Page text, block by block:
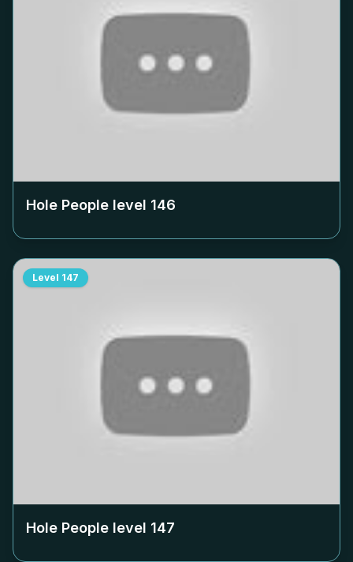
Hole People level 146
Level 147
Hole People level 147